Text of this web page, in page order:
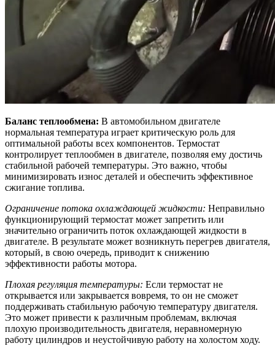
Баланс теплообмена: В автомобильном двигателе
нормальная температура играет критическую роль для
оптимальной работы всех компонентов. Термостат
контролирует теплообмен в двигателе, позволяя ему достичь
стабильной рабочей температуры. Это важно, чтобы
минимизировать износ деталей и обеспечить эффективное
сжигание топлива.
Ограничение потока охлаждающей жидкости: Неправильно
функционирующий термостат может запретить или
значительно ограничить поток охлаждающей жидкости в
двигателе. В результате может возникнуть перегрев двигателя,
который, в свою очередь, приводит к снижению
эффективности работы мотора.
Плохая регуляция температуры: Если термостат не
открывается или закрывается вовремя, то он не сможет
поддерживать стабильную рабочую температуру двигателя.
Это может привести к различным проблемам, включая
плохую производительность двигателя, неравномерную
работу цилиндров и неустойчивую работу на холостом ходу.